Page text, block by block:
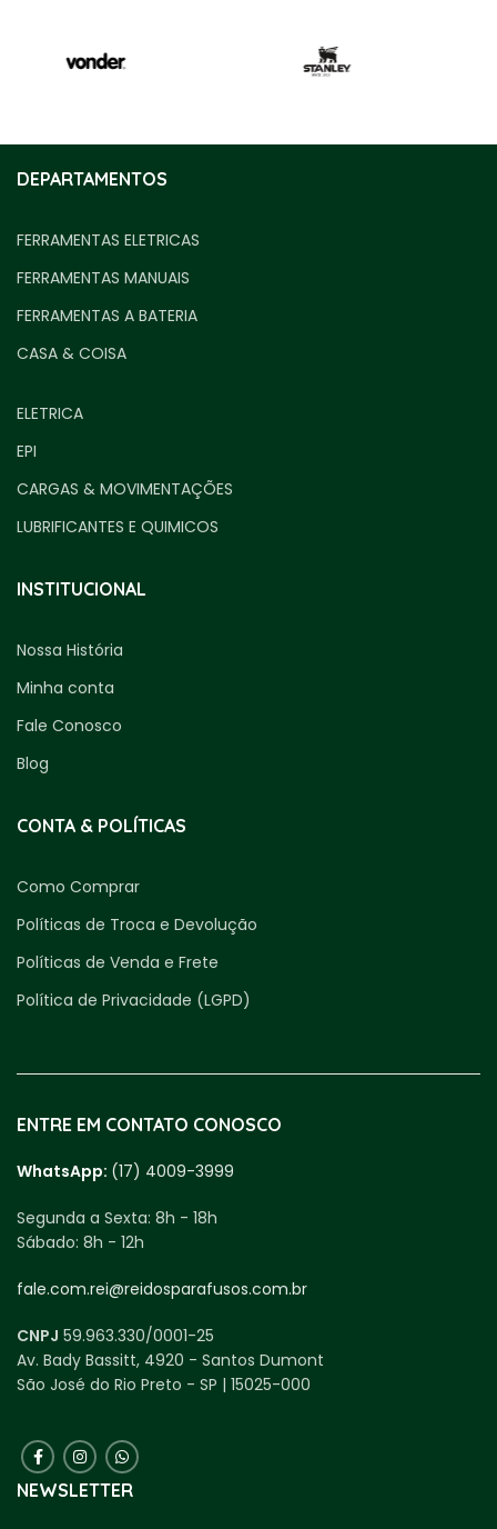
DEPARTAMENTOS
FERRAMENTAS ELETRICAS
FERRAMENTAS MANUAIS
FERRAMENTAS A BATERIA
CASA & COISA
ELETRICA
EPI
CARGAS & MOVIMENTAÇÕES
LUBRIFICANTES E QUIMICOS
INSTITUCIONAL
Nossa História
Minha conta
Fale Conosco
Blog
CONTA & POLÍTICAS
Como Comprar
Políticas de Troca e Devolução
Políticas de Venda e Frete
Política de Privacidade (LGPD)
ENTRE EM CONTATO CONOSCO
WhatsApp: (17) 4009-3999
Segunda a Sexta: 8h - 18h
Sábado: 8h - 12h
fale.com.rei@reidosparafusos.com.br
CNPJ 59.963.330/0001-25
Av. Bady Bassitt, 4920 - Santos Dumont
São José do Rio Preto - SP | 15025-000
NEWSLETTER